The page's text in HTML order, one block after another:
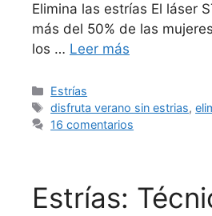
Elimina las estrías El láser
más del 50% de las
los … Leer más
Estrías
disfruta verano sin estrias,
16 comentarios
Estrías: